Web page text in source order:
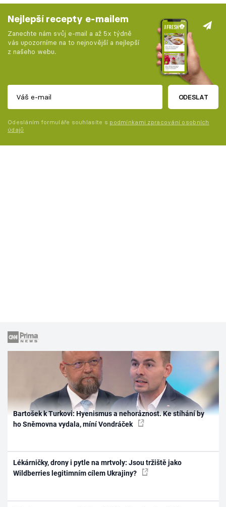
Nejlepší recepty e-mailem
Zanechte nám svůj e-mail a až 5x týdně
vás upozorníme na to nejnovější a nejlepší
z našeho webu.
ODESLAT
Odesláním formuláře souhlasíte s podmínkami zpracování osobních
údajů
Bartošek k Turkovi: Hyenismus a nehoráznost. Ke stíhání by
ho Sněmovna vydala, míní Vondráček
Lékárničky, drony i pytle na mrtvoly: Jsou tržiště jako
Wildberries legitimním cílem Ukrajiny?